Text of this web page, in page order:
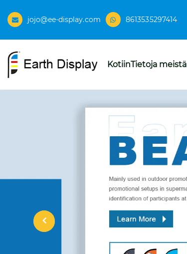
jojo@ee-display.com 8613535297414
KotiinTietoja meistä